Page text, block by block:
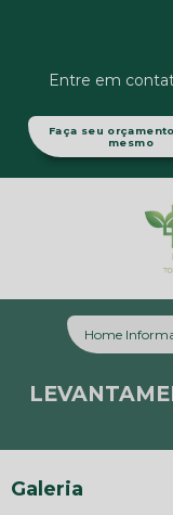
Entre em
Faça seu
mesmo
Home
Galeria